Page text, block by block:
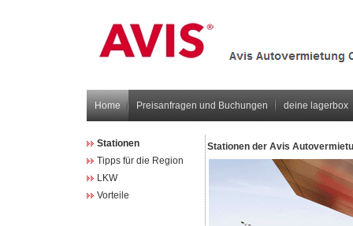
Home Preisanfragen und Buchungen deine lagerbox
Stationen
Tipps für die Region
LKW
Vorteile
Stationen der Avis